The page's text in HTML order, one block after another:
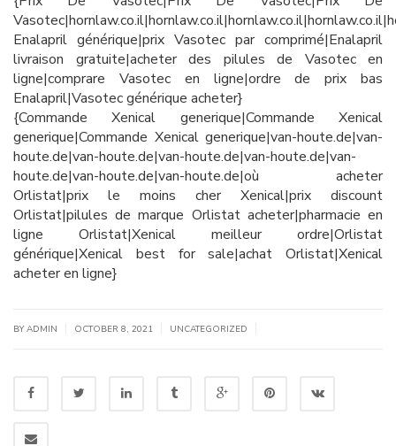
Enalapril générique|prix Vasotec par comprimé|Enalapril
livraison gratuite|acheter des pilules de Vasotec en
ligne|comprare Vasotec en ligne|ordre de prix bas
Enalapril|Vasotec générique acheter}
{Commande Xenical generique|Commande Xenical
generique|Commande Xenical generique|van-houte.de|van-
houte.de|van-houte.de|van-houte.de|van-houte.de|van-
houte.de|van-houte.de|van-houte.de|où acheter
Orlistat|prix le moins cher Xenical|prix discount
Orlistat|pilules de marque Orlistat acheter|pharmacie en
ligne Orlistat|Xenical meilleur ordre|Orlistat
générique|Xenical best for sale|achat Orlistat|Xenical
acheter en ligne}
BYADMIN OCTOBER 8, 2021 UNCATEGORIZED